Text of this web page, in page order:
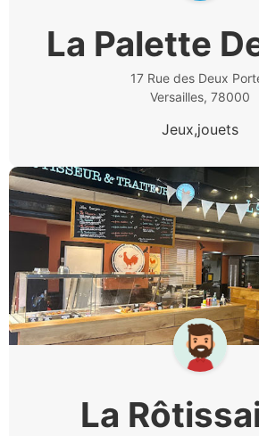
La Palette
17 Rue des Deux
Versailles, 78000
Jeux,jouets
La